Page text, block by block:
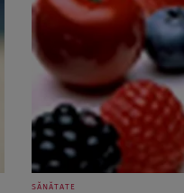
SĂNĂTATE